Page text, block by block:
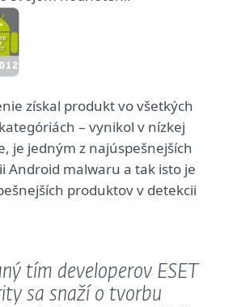
získal produkt vo všetkých
– vynikol v nízkej
je jedným z najúspešnejších
Android malwaru a tak isto je
produktov v detekcii
tím developerov ESET
sa snaží o tvorbu